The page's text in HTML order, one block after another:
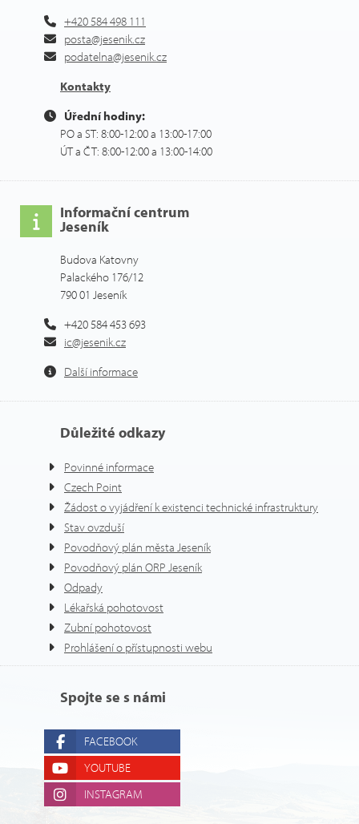
+420 584 498 111
posta@jesenik.cz
podatelna@jesenik.cz
Kontakty
Úřední hodiny:
PO a ST: 8:00-12:00 a 13:00-17:00
ÚT a ČT: 8:00-12:00 a 13:00-14:00
Informační centrum
Jeseník
Budova Katovny
Palackého 176/12
790 01 Jeseník
+420 584 453 693
ic@jesenik.cz
Další informace
Důležité odkazy
Povinné informace
Czech Point
Žádost o vyjádření k existenci technické infrastruktury
Stav ovzduší
Povodňový plán města Jeseník
Povodňový plán ORP Jeseník
Odpady
Lékařská pohotovost
Zubní pohotovost
Prohlášení o přístupnosti webu
Spojte se s námi
FACEBOOK
YOUTUBE
INSTAGRAM